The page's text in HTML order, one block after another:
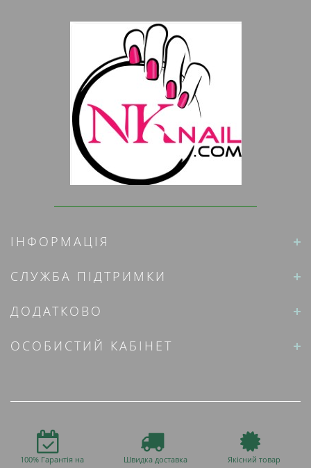
ІНФОРМАЦІЯ
СЛУЖБА ПІДТРИМКИ
ДОДАТКОВО
ОСОБИСТИЙ КАБІНЕТ
100% Гарантія на
Швидка доставка
Якісний товар